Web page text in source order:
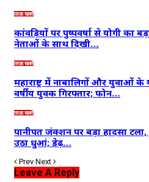
ताज़ा खबरें
कांवड़ियों पर पुष्पवर्षा से योगी का
नेताओं के साथ दिखी…
ताज़ा खबरें
महाराष्ट्र में नाबालिगों और युवाओं
वर्षीय युवक गिरफ्तार; फोन…
ताज़ा खबरें
पानीपत जंक्शन पर बड़ा हादसा टला,
उठा धुआं; डेढ़…
Prev Next
Leave A Reply